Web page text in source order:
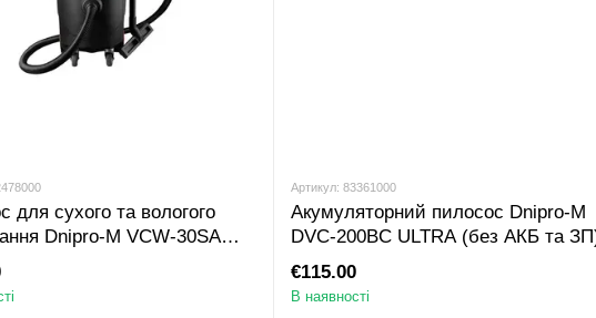
для сухого та вологого
Dnipro-M VCW-30SA
Артикул: 83361000
Акумуляторний пилосос Dnipro-M
DVC-200BC ULTRA (без АКБ та
€115.00
В наявності